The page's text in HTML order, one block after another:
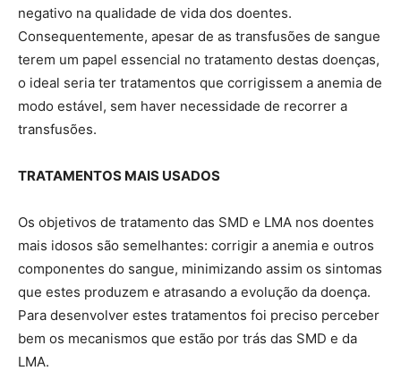
negativo na qualidade de vida dos doentes.
Consequentemente, apesar de as transfusões de sangue
terem um papel essencial no tratamento destas doenças,
o ideal seria ter tratamentos que corrigissem a anemia de
modo estável, sem haver necessidade de recorrer a
transfusões.
TRATAMENTOS MAIS USADOS
Os objetivos de tratamento das SMD e LMA nos doentes
mais idosos são semelhantes: corrigir a anemia e outros
componentes do sangue, minimizando assim os sintomas
que estes produzem e atrasando a evolução da doença.
Para desenvolver estes tratamentos foi preciso perceber
bem os mecanismos que estão por trás das SMD e da
LMA.